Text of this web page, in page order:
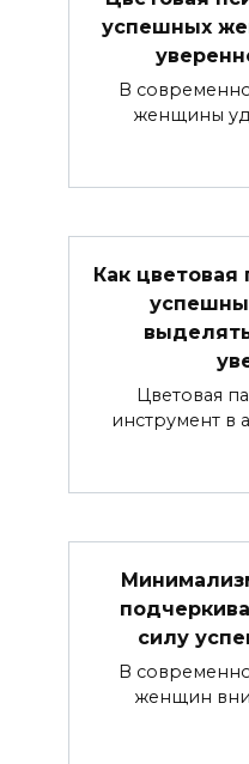
успешных
В
женщины
Как цветовая
Цветовая
инструмент в
силу
В
женщин